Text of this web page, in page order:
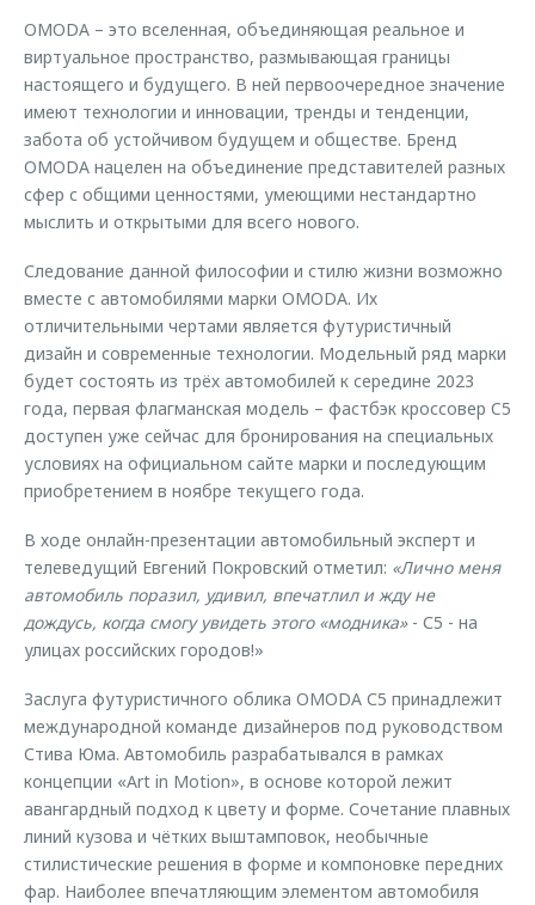
OMODA – это вселенная, объединяющая реальное и
виртуальное пространство, размывающая границы
настоящего и будущего. В ней первоочередное значение
имеют технологии и инновации, тренды и тенденции,
забота об устойчивом будущем и обществе. Бренд
OMODA нацелен на объединение представителей разных
сфер с общими ценностями, умеющими нестандартно
мыслить и открытыми для всего нового.
Следование данной философии и стилю жизни возможно
вместе с автомобилями марки OMODA. Их
отличительными чертами является футуристичный
дизайн и современные технологии. Модельный ряд марки
будет состоять из трёх автомобилей к середине 2023
года, первая флагманская модель – фастбэк кроссовер C5
доступен уже сейчас для бронирования на специальных
условиях на официальном сайте марки и последующим
приобретением в ноябре текущего года.
В ходе онлайн-презентации автомобильный эксперт и
телеведущий Евгений Покровский отметил: «Лично меня
автомобиль поразил, удивил, впечатлил и жду не
дождусь, когда смогу увидеть этого «модника»- С5 - на
улицах российских городов!»
Заслуга футуристичного облика OMODA С5 принадлежит
международной команде дизайнеров под руководством
Стива Юма. Автомобиль разрабатывался в рамках
концепции «Art in Motion», в основе которой лежит
авангардный подход к цвету и форме. Сочетание плавных
линий кузова и чётких выштамповок, необычные
стилистические решения в форме и компоновке передних
фар. Наиболее впечатляющим элементом автомобиля